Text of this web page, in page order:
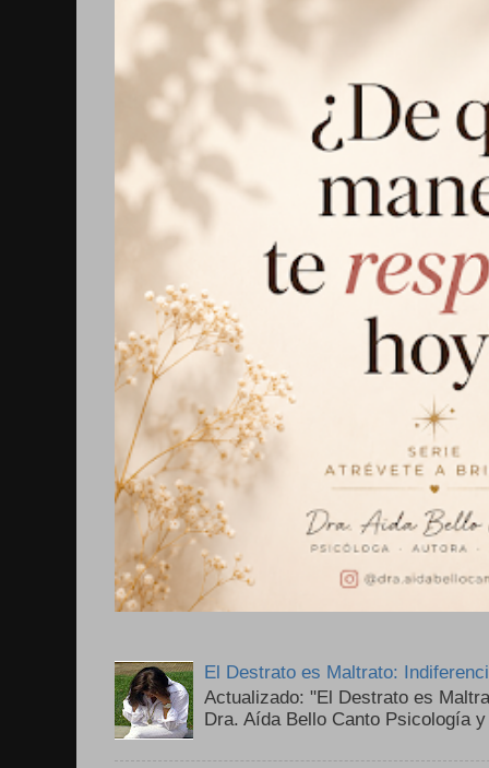
El Destrato es Maltrato:
Actualizado: "El Destrato es
Dra. Aída Bello Canto Psicología